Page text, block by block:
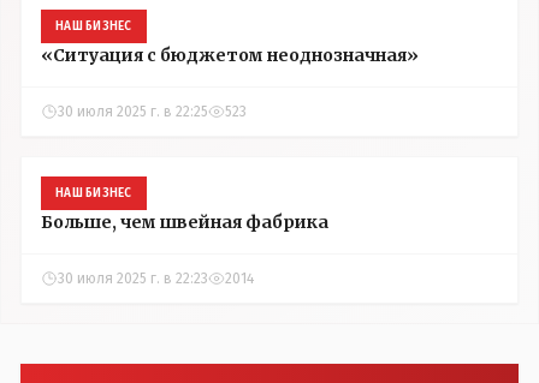
НАШ БИЗНЕС
«Ситуация с бюджетом неоднозначная»
30 июля 2025 г. в 22:25 523
НАШ БИЗНЕС
Больше, чем швейная фабрика
30 июля 2025 г. в 22:23 2014